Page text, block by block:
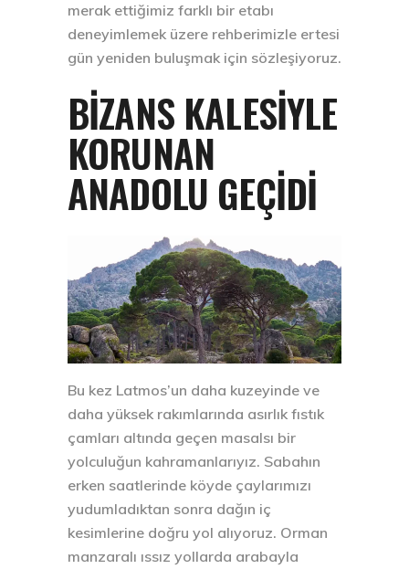
merak ettiğimiz farklı bir etabı
deneyimlemek üzere rehberimizle ertesi
gün yeniden buluşmak için sözleşiyoruz.
BIZANS KALESIYLE
KORUNAN
ANADOLU GEÇIDI
Bu kez Latmos’un daha kuzeyinde ve
daha yüksek rakımlarında asırlık fıstık
çamları altında geçen masalsı bir
yolculuğun kahramanlarıyız. Sabahın
erken saatlerinde köyde çaylarımızı
yudumladıktan sonra dağın iç
kesimlerine doğru yol alıyoruz. Orman
manzaralı ıssız yollarda arabayla